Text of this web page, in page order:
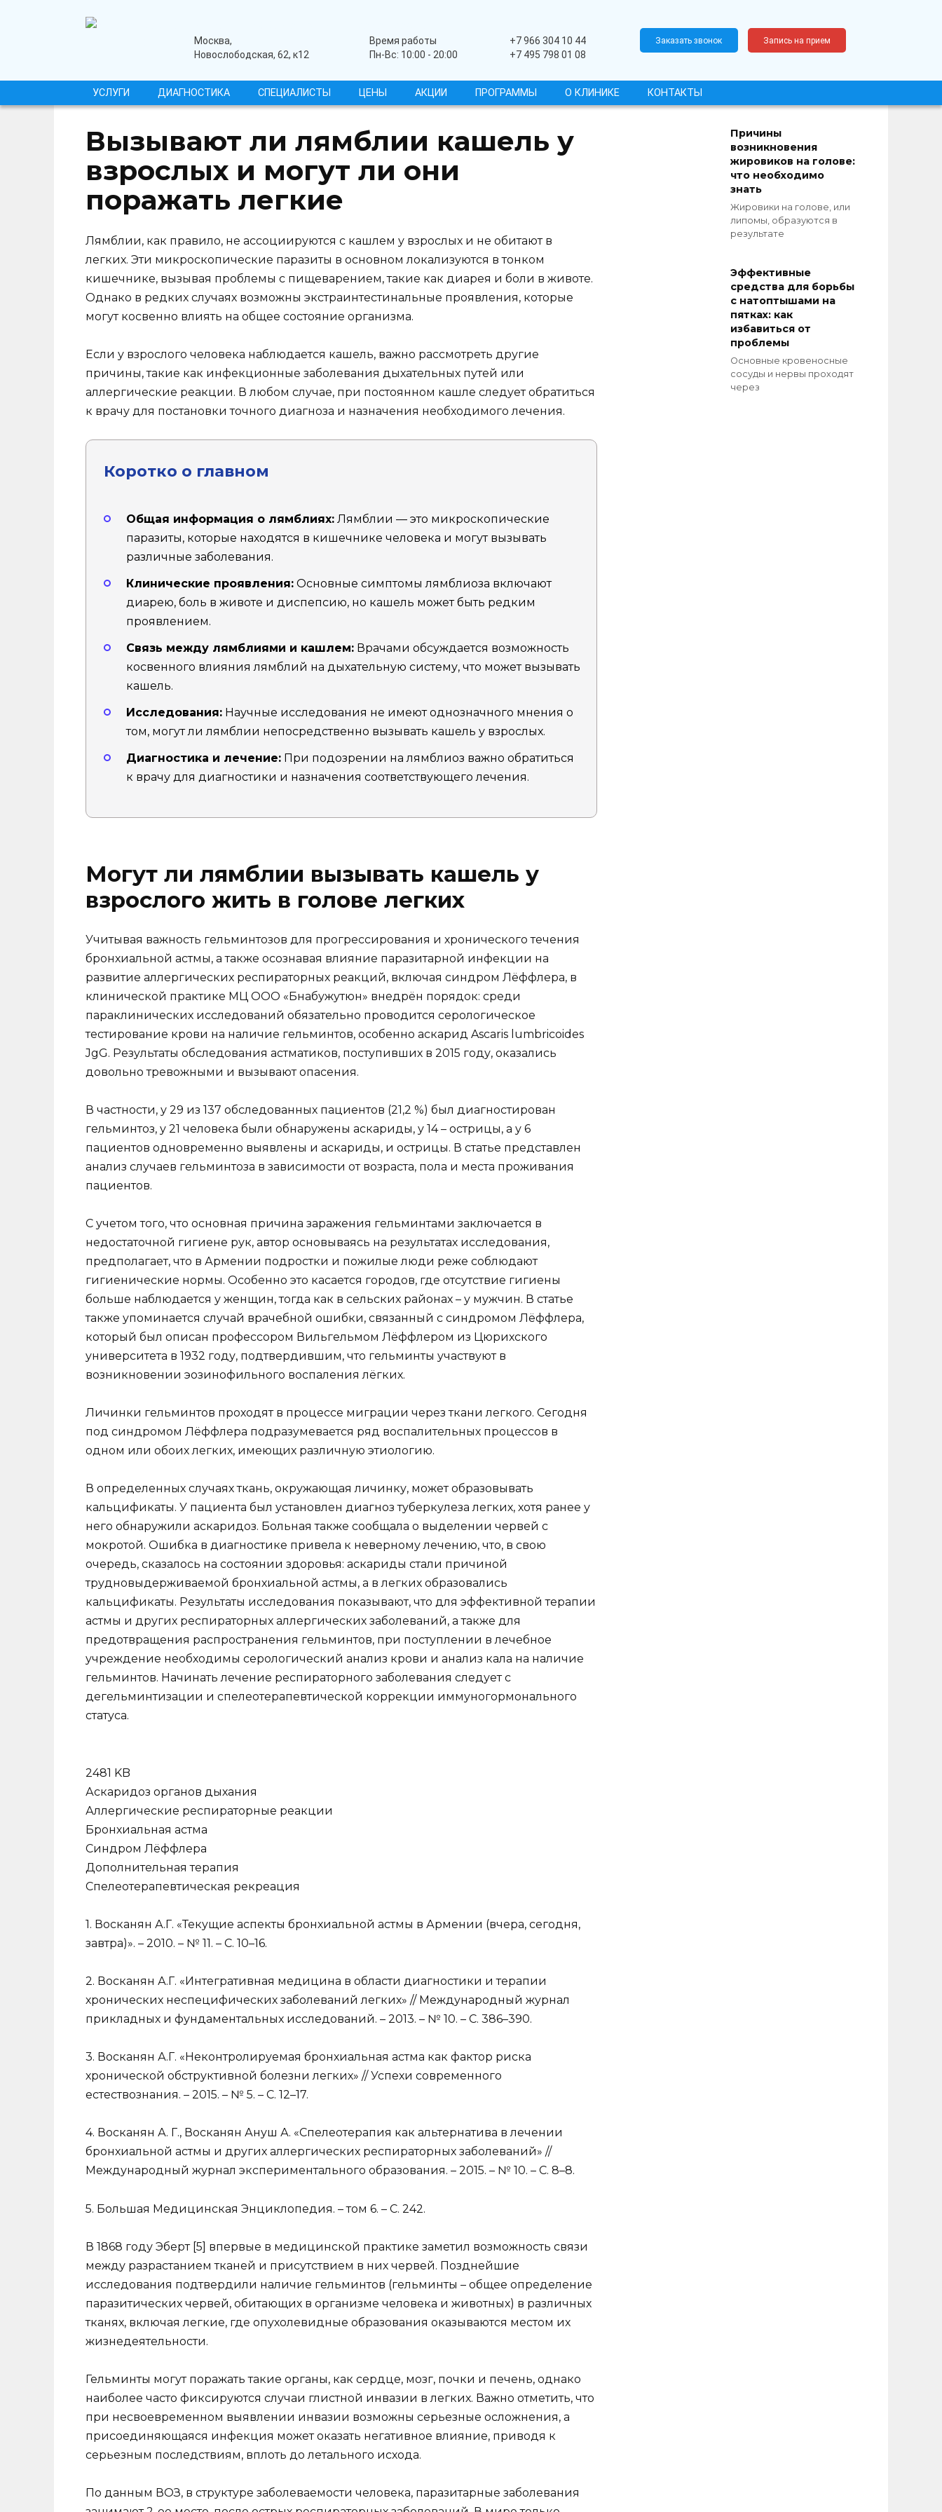
медицинский центрМосква,
Новослободская, 62, к12
Время работы
Пн-Вс: 10:00 - 20:00
+7 966 304 10 44
+7 495 798 01 08
Заказать звонок Запись на прием
УСЛУГИ ДИАГНОСТИКА СПЕЦИАЛИСТЫ ЦЕНЫ АКЦИИ ПРОГРАММЫ О КЛИНИКЕ КОНТАКТЫ
Вызывают ли лямблии кашель у
взрослых и могут ли они
поражать легкие
Лямблии, как правило, не ассоциируются с кашлем у взрослых и не обитают в
легких. Эти микроскопические паразиты в основном локализуются в тонком
кишечнике, вызывая проблемы с пищеварением, такие как диарея и боли в животе.
Однако в редких случаях возможны экстраинтестинальные проявления, которые
могут косвенно влиять на общее состояние организма.
Если у взрослого человека наблюдается кашель, важно рассмотреть другие
причины, такие как инфекционные заболевания дыхательных путей или
аллергические реакции. В любом случае, при постоянном кашле следует обратиться
к врачу для постановки точного диагноза и назначения необходимого лечения.
Коротко о главном
Общая информация о лямблиях: Лямблии — это микроскопические
паразиты, которые находятся в кишечнике человека и могут вызывать
различные заболевания.
Клинические проявления: Основные симптомы лямблиоза включают
диарею, боль в животе и диспепсию, но кашель может быть редким
проявлением.
Связь между лямблиями и кашлем: Врачами обсуждается возможность
косвенного влияния лямблий на дыхательную систему, что может вызывать
кашель.
Исследования: Научные исследования не имеют однозначного мнения о
том, могут ли лямблии непосредственно вызывать кашель у взрослых.
Диагностика и лечение: При подозрении на лямблиоз важно обратиться
к врачу для диагностики и назначения соответствующего лечения.
Могут ли лямблии вызывать кашель у
взрослого жить в голове легких
Учитывая важность гельминтозов для прогрессирования и хронического течения
бронхиальной астмы, а также осознавая влияние паразитарной инфекции на
развитие аллергических респираторных реакций, включая синдром Лёффлера, в
клинической практике МЦ ООО «Бнабужутюн» внедрён порядок: среди
параклинических исследований обязательно проводится серологическое
тестирование крови на наличие гельминтов, особенно аскарид Ascaris lumbricoides
JgG. Результаты обследования астматиков, поступивших в 2015 году, оказались
довольно тревожными и вызывают опасения.
В частности, у 29 из 137 обследованных пациентов (21,2 %) был диагностирован
гельминтоз, у 21 человека были обнаружены аскариды, у 14 – острицы, а у 6
пациентов одновременно выявлены и аскариды, и острицы. В статье представлен
анализ случаев гельминтоза в зависимости от возраста, пола и места проживания
пациентов.
С учетом того, что основная причина заражения гельминтами заключается в
недостаточной гигиене рук, автор основываясь на результатах исследования,
предполагает, что в Армении подростки и пожилые люди реже соблюдают
гигиенические нормы. Особенно это касается городов, где отсутствие гигиены
больше наблюдается у женщин, тогда как в сельских районах – у мужчин. В статье
также упоминается случай врачебной ошибки, связанный с синдромом Лёффлера,
который был описан профессором Вильгельмом Лёффлером из Цюрихского
университета в 1932 году, подтвердившим, что гельминты участвуют в
возникновении эозинофильного воспаления лёгких.
Личинки гельминтов проходят в процессе миграции через ткани легкого. Сегодня
под синдромом Лёффлера подразумевается ряд воспалительных процессов в
одном или обоих легких, имеющих различную этиологию.
В определенных случаях ткань, окружающая личинку, может образовывать
кальцификаты. У пациента был установлен диагноз туберкулеза легких, хотя ранее у
него обнаружили аскаридоз. Больная также сообщала о выделении червей с
мокротой. Ошибка в диагностике привела к неверному лечению, что, в свою
очередь, сказалось на состоянии здоровья: аскариды стали причиной
трудновыдерживаемой бронхиальной астмы, а в легких образовались
кальцификаты. Результаты исследования показывают, что для эффективной терапии
астмы и других респираторных аллергических заболеваний, а также для
предотвращения распространения гельминтов, при поступлении в лечебное
учреждение необходимы серологический анализ крови и анализ кала на наличие
гельминтов. Начинать лечение респираторного заболевания следует с
дегельминтизации и спелеотерапевтической коррекции иммуногормонального
статуса.
2481 KB
Аскаридоз органов дыхания
Аллергические респираторные реакции
Бронхиальная астма
Синдром Лёффлера
Дополнительная терапия
Спелеотерапевтическая рекреация
1. Восканян А.Г. «Текущие аспекты бронхиальной астмы в Армении (вчера, сегодня,
завтра)». – 2010. – № 11. – С. 10–16.
2. Восканян А.Г. «Интегративная медицина в области диагностики и терапии
хронических неспецифических заболеваний легких» // Международный журнал
прикладных и фундаментальных исследований. – 2013. – № 10. – С. 386–390.
3. Восканян А.Г. «Неконтролируемая бронхиальная астма как фактор риска
хронической обструктивной болезни легких» // Успехи современного
естествознания. – 2015. – № 5. – С. 12–17.
4. Восканян А. Г., Восканян Ануш А. «Спелеотерапия как альтернатива в лечении
бронхиальной астмы и других аллергических респираторных заболеваний» //
Международный журнал экспериментального образования. – 2015. – № 10. – С. 8–8.
5. Большая Медицинская Энциклопедия. – том 6. – С. 242.
В 1868 году Эберт [5] впервые в медицинской практике заметил возможность связи
между разрастанием тканей и присутствием в них червей. Позднейшие
исследования подтвердили наличие гельминтов (гельминты – общее определение
паразитических червей, обитающих в организме человека и животных) в различных
тканях, включая легкие, где опухолевидные образования оказываются местом их
жизнедеятельности.
Гельминты могут поражать такие органы, как сердце, мозг, почки и печень, однако
наиболее часто фиксируются случаи глистной инвазии в легких. Важно отметить, что
при несвоевременном выявлении инвазии возможны серьезные осложнения, а
присоединяющаяся инфекция может оказать негативное влияние, приводя к
серьезным последствиям, вплоть до летального исхода.
По данным ВОЗ, в структуре заболеваемости человека, паразитарные заболевания
Причины
возникновения
жировиков на голове:
что необходимо
знать
Жировики на голове, или
липомы, образуются в
результате
Эффективные
средства для борьбы
с натоптышами на
пятках: как
избавиться от
проблемы
Основные кровеносные
сосуды и нервы проходят
через